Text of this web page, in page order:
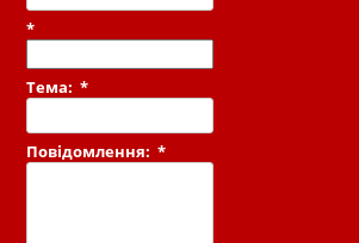
*
Тема:*
Повідомлення:*